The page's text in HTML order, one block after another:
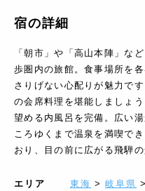
宿の詳細
「朝市」や「高山本陣」な
歩圏内の旅館。食事場所を
さりげない心配りが魅力で
の会席料理を堪能しましょ
望める内風呂を完備。広い
ころゆくまで温泉を満喫で
おり、目の前に広がる飛騨
エリア 東海 > 岐阜県 >